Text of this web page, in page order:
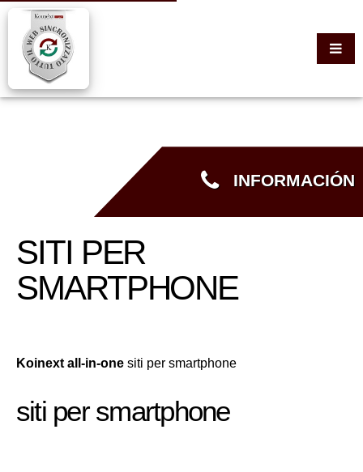
INFORMACIÓN
SITI PER
SMARTPHONE
Koinext all-in-one siti per smartphone
siti per smartphone